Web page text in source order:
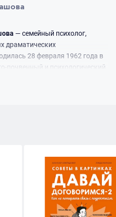
— семейный психолог,
драматических
28 февраля 1962 года в
почвенный и психологический
университета.